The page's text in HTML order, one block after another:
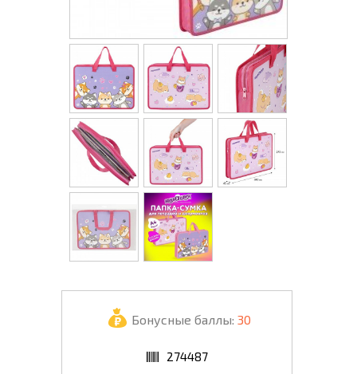
Бонусные баллы: 30
274487